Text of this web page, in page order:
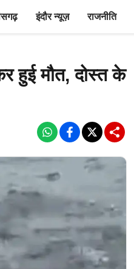
इंदौर न्यूज़ राजनीति
हुई मौत, दोस्त के